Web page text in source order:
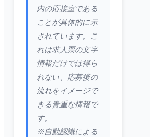
内の応接室である
ことが具体的に示
されています。こ
れは求人票の文字
情報だけでは得ら
れない、応募後の
流れをイメージで
きる貴重な情報で
す。
※自動認識による